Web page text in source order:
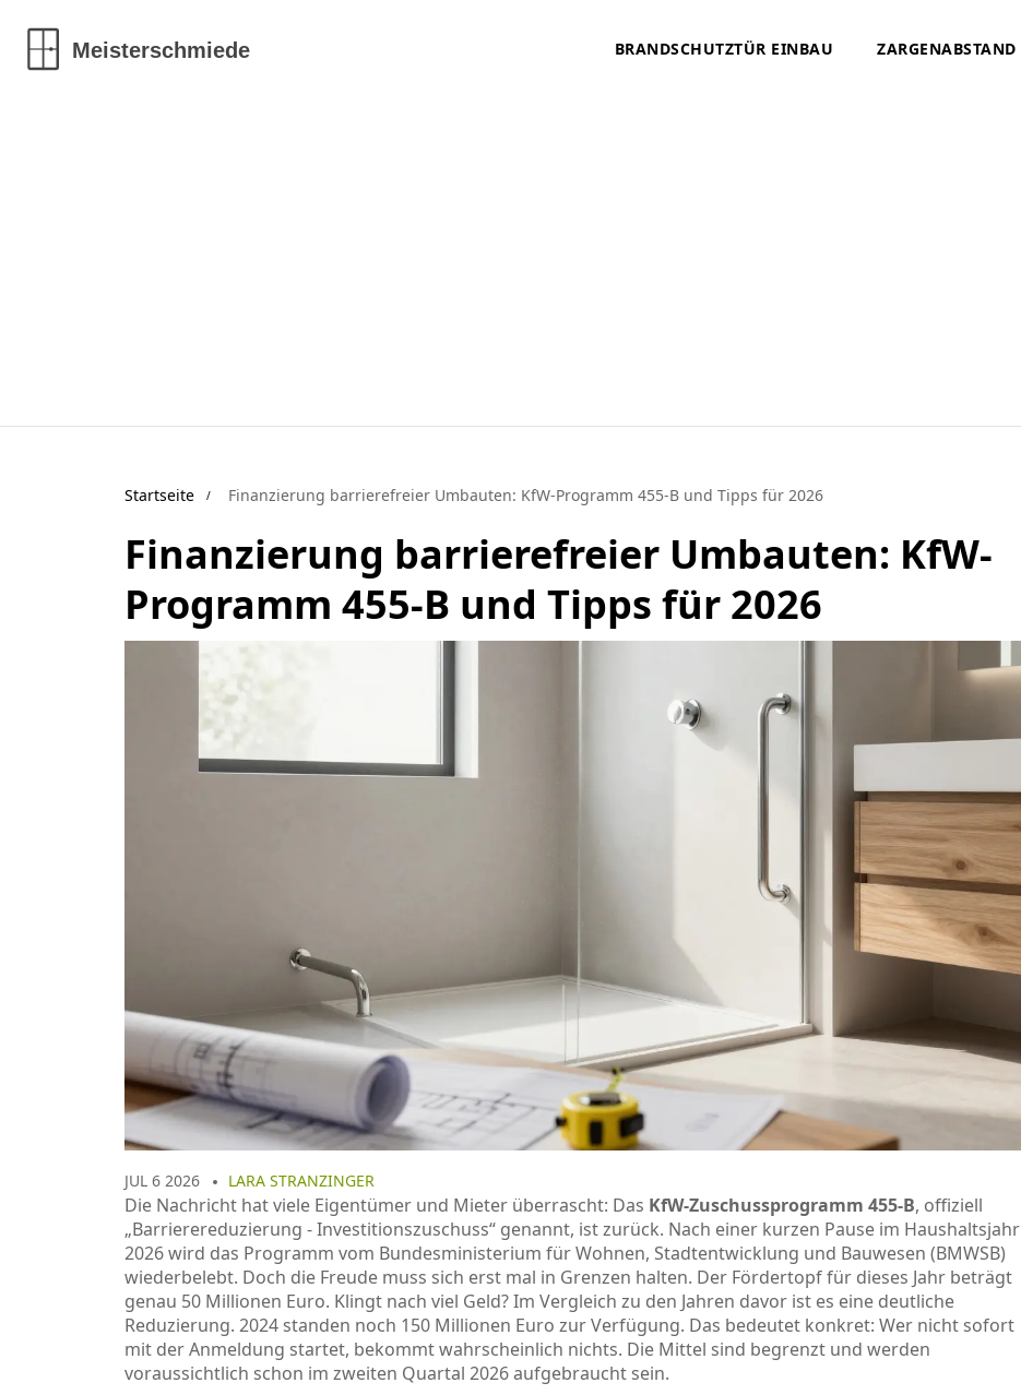
BRANDSCHUTZTÜR EINBAU ZARGENABSTAND
Startseite Finanzierung barrierefreier Umbauten: KfW-Programm 455-B und Tipps für 2026
Finanzierung barrierefreier Umbauten: KfW-
Programm 455-B und Tipps für 2026
JUL 6 2026 LARA STRANZINGER
Die Nachricht hat viele Eigentümer und Mieter überrascht: Das KfW-Zuschussprogramm 455-B, offiziell
„Barrierereduzierung - Investitionszuschuss“ genannt, ist zurück. Nach einer kurzen Pause im Haushaltsjahr
2026 wird das Programm vom Bundesministerium für Wohnen, Stadtentwicklung und Bauwesen (BMWSB)
wiederbelebt. Doch die Freude muss sich erst mal in Grenzen halten. Der Fördertopf für dieses Jahr beträgt
genau 50 Millionen Euro. Klingt nach viel Geld? Im Vergleich zu den Jahren davor ist es eine deutliche
Reduzierung. 2024 standen noch 150 Millionen Euro zur Verfügung. Das bedeutet konkret: Wer nicht sofort
mit der Anmeldung startet, bekommt wahrscheinlich nichts. Die Mittel sind begrenzt und werden
voraussichtlich schon im zweiten Quartal 2026 aufgebraucht sein.